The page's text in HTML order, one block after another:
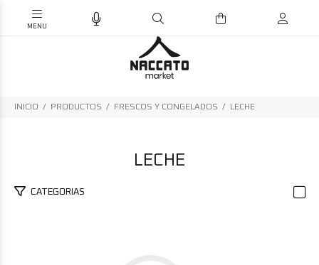
INICIO PRODUCTOS FRESCOS Y CONGELADOS LECHE
LECHE
CATEGORIAS